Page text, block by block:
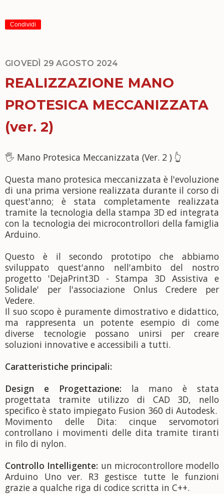
Condividi
GIOVEDÌ 29 AGOSTO 2024
REALIZZAZIONE MANO
PROTESICA MECCANIZZATA
(ver. 2)
🖐 Mano Protesica Meccanizzata (Ver. 2 ) 👆
Questa mano protesica meccanizzata è l'evoluzione
di una prima versione realizzata durante il corso di
quest'anno; è stata completamente realizzata
tramite la tecnologia della stampa 3D ed integrata
con la tecnologia dei microcontrollori della famiglia
Arduino.
Questo è il secondo prototipo che abbiamo
sviluppato quest'anno nell'ambito del nostro
progetto 'DejaPrint3D - Stampa 3D Assistiva e
Solidale' per l'associazione Onlus Credere per
Vedere.
Il suo scopo è puramente dimostrativo e didattico,
ma rappresenta un potente esempio di come
diverse tecnologie possano unirsi per creare
soluzioni innovative e accessibili a tutti.
Caratteristiche principali:
Design e Progettazione: la mano è stata
progettata tramite utilizzo di CAD 3D, nello
specifico è stato impiegato Fusion 360 di Autodesk.
Movimento delle Dita: cinque servomotori
controllano i movimenti delle dita tramite tiranti
in filo di nylon.
Controllo Intelligente: un microcontrollore modello
Arduino Uno ver. R3 gestisce tutte le funzioni
grazie a qualche riga di codice scritta in C++.